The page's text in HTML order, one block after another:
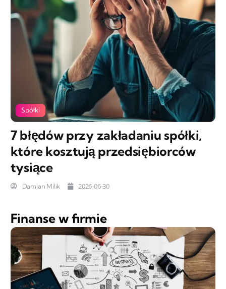
Spółki
7 błędów przy zakładaniu spółki,
które kosztują przedsiębiorców
tysiące
Damian Milik 2026-06-30
Finanse w firmie